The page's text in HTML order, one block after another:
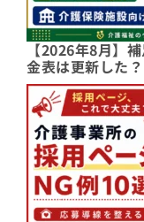
【2026年8月】
金表は更新した